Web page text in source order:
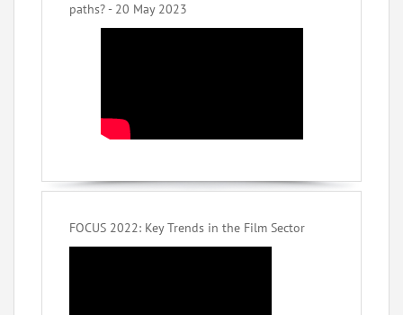
paths? - 20 May 2023
FOCUS 2022: Key Trends in the Film Sector